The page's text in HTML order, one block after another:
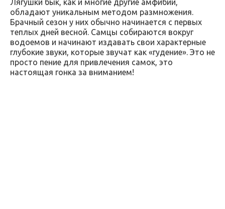
Лягушки бык, как и многие другие амфибии,
обладают уникальным методом размножения.
Брачный сезон у них обычно начинается с первых
теплых дней весной. Самцы собираются вокруг
водоемов и начинают издавать свои характерные
глубокие звуки, которые звучат как «гудение». Это не
просто пение для привлечения самок, это
настоящая гонка за вниманием!